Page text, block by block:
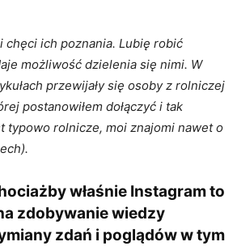
chęci ich poznania. Lubię robić
możliwość dzielenia się nimi. W
przewijały się osoby z rolniczej
postanowiłem dołączyć i tak
typowo rolnicze, moi znajomi nawet o
właśnie Instagram to
zdobywanie wiedzy
zdań i poglądów w tym